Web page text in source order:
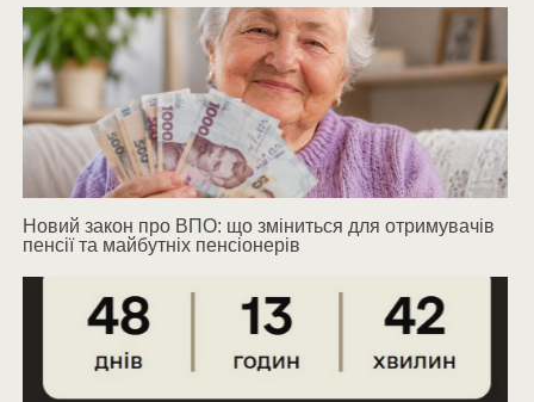
Новий закон про ВПО: що зміниться для отримувачів
пенсії та майбутніх пенсіонерів